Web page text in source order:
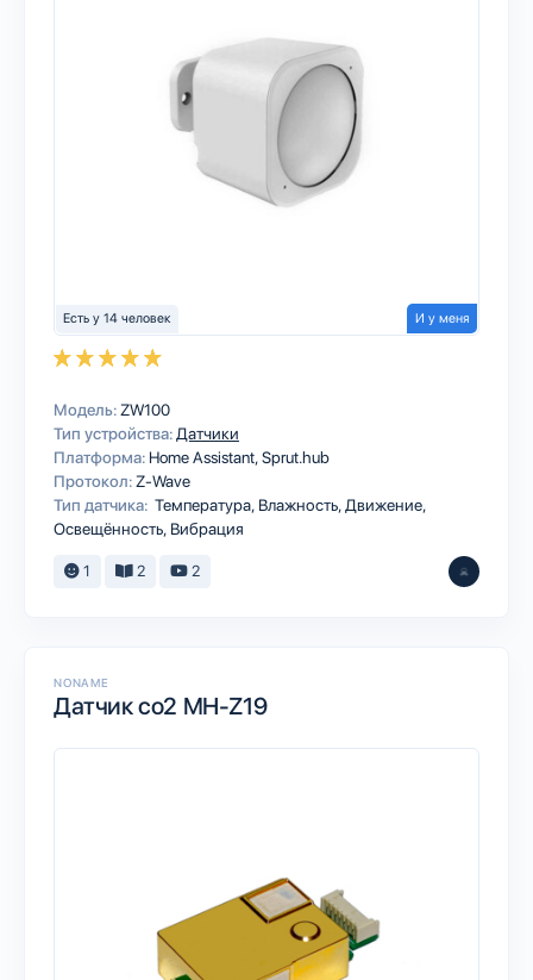
Есть у 14 человек И у меня
Модель: ZW100
Тип устройства: Датчики
Платформа: Home AssistantSprut.hub
Протокол: Z-Wave
Тип датчика: Температура, Влажность, Движение,
Освещённость, Вибрация
1 2 2
NONAME
Датчик co2 MH-Z19